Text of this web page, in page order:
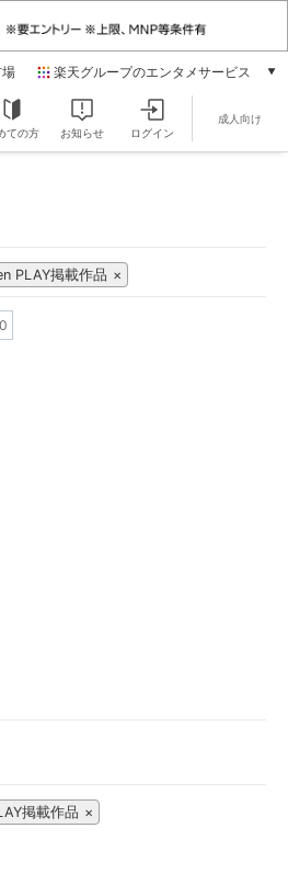
楽天グループのエンタメサービス
本/ゲーム/CD/DVD
雑誌読み放題
楽天マガジン
動画配信
ての方 お知らせ ログイン
成人向け
PLAY掲載作品
掲載作品